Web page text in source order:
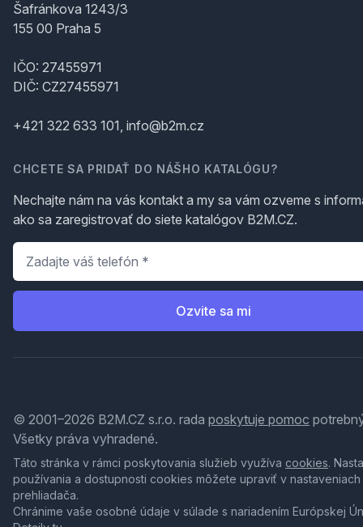
Šafránkova 1243/3
155 00 Praha 5
IČO: 27455971
DIČ: CZ27455971
+421 322 633 101, info@b2m.cz
CHCETE SA PRIDAŤ DO NÁŠHO KATALÓGU?
Nechajte nám na vás kontakt a my sa vám ozveme s
ako sa zaregistrovať do siete katalógov B2M.CZ.
Telefón
Ozvite sa mi
© 2001–2026 B2M.CZ s.r.o. rada poskytuje pomoc
Všetky práva vyhradené.
Táto stránka v rámci poskytovania služieb využíva cookies.
používania a dostupnosti cookies môžete upraviť v nastaveniach
prehliadača.
Chránime vaše osobné údaje v súlade s nariadením Európskej